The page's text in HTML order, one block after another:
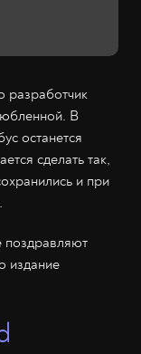
разработчик
В
останется
сделать так,
и при
поздравляют
издание